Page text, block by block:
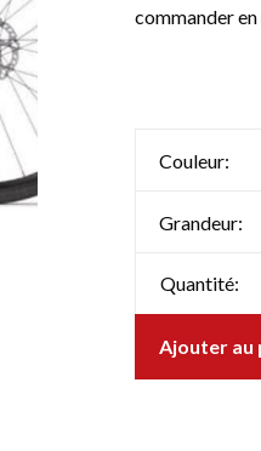
commander
Couleur:
Grandeur:
Quantité:
Ajouter au